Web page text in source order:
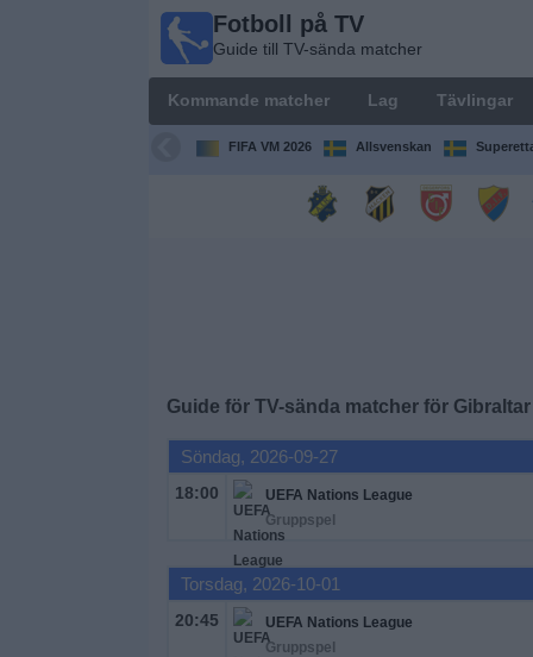
Fotboll på TV
Guide till TV-sända matcher
Kommande matcher Lag Tävlingar
FIFA VM 2026 Allsvenskan
Guide för TV-sända matcher för Gibraltar
Söndag, 2026-09-27
18:00
UEFA Nations League
Gruppspel
Torsdag, 2026-10-01
20:45
UEFA Nations League
Gruppspel